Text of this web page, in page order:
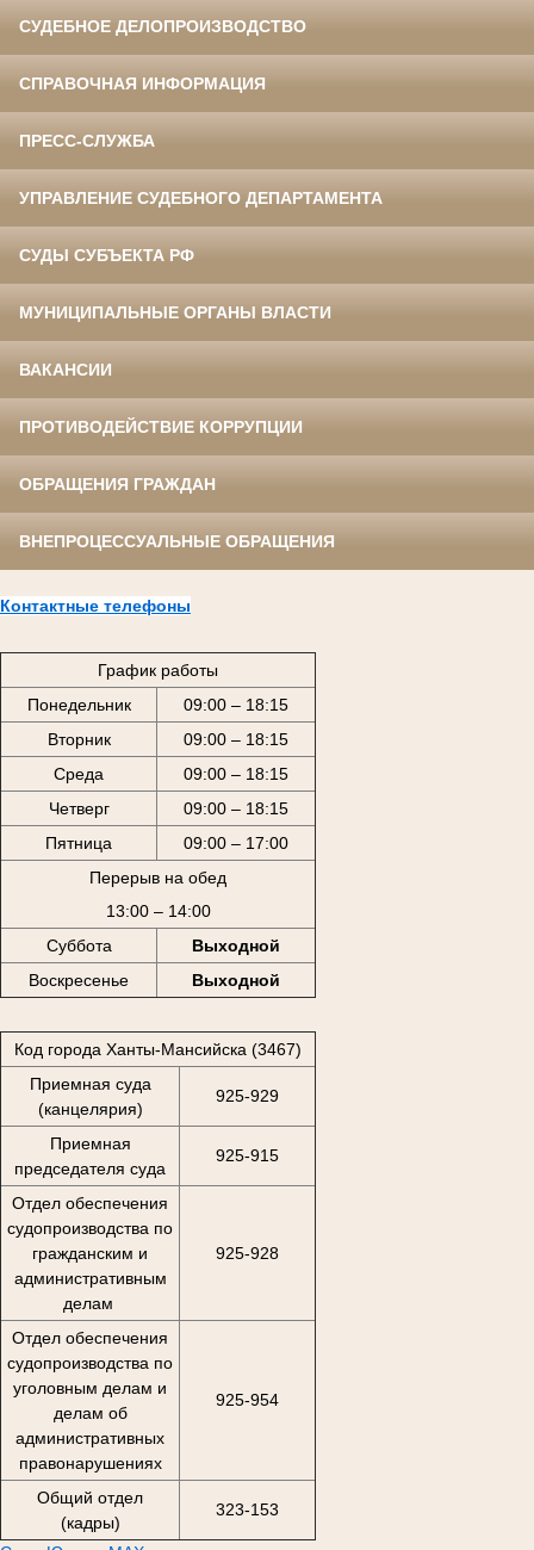
СУДЕБНОЕ ДЕЛОПРОИЗВОДСТВО
СПРАВОЧНАЯ ИНФОРМАЦИЯ
ПРЕСС-СЛУЖБА
УПРАВЛЕНИЕ СУДЕБНОГО ДЕПАРТАМЕНТА
СУДЫ СУБЪЕКТА РФ
МУНИЦИПАЛЬНЫЕ ОРГАНЫ ВЛАСТИ
ВАКАНСИИ
ПРОТИВОДЕЙСТВИЕ КОРРУПЦИИ
ОБРАЩЕНИЯ ГРАЖДАН
ВНЕПРОЦЕССУАЛЬНЫЕ ОБРАЩЕНИЯ
Контактные телефоны
График работы
Понедельник
09:00 – 18:15
Вторник
09:00 – 18:15
Среда
09:00 – 18:15
Четверг
09:00 – 18:15
Пятница
09:00 – 17:00
Перерыв на обед
13:00 – 14:00
Суббота
Выходной
Воскресенье
Выходной
Код города Ханты-Мансийска (3467)
Приемная суда
(канцелярия)
925-929
Приемная
председателя суда
925-915
Отдел обеспечения
судопроизводства по
гражданским и
административным
делам
925-928
Отдел обеспечения
судопроизводства по
уголовным делам и
делам об
административных
правонарушениях
925-954
Общий отдел
(кадры)
323-153